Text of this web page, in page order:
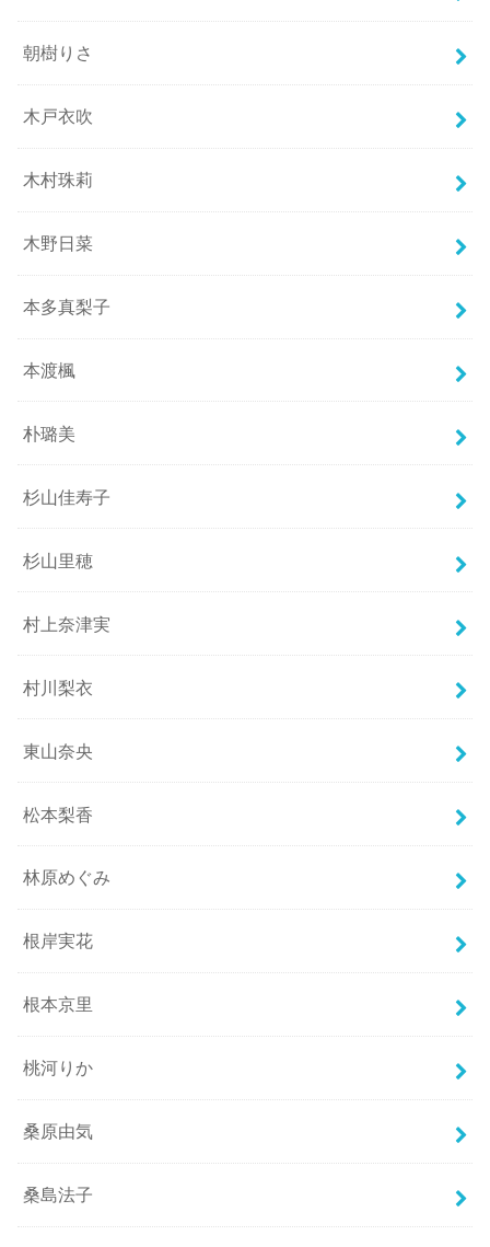
朝樹りさ
木戸衣吹
木村珠莉
木野日菜
本多真梨子
本渡楓
朴璐美
杉山佳寿子
杉山里穂
村上奈津実
村川梨衣
東山奈央
松本梨香
林原めぐみ
根岸実花
根本京里
桃河りか
桑原由気
桑島法子